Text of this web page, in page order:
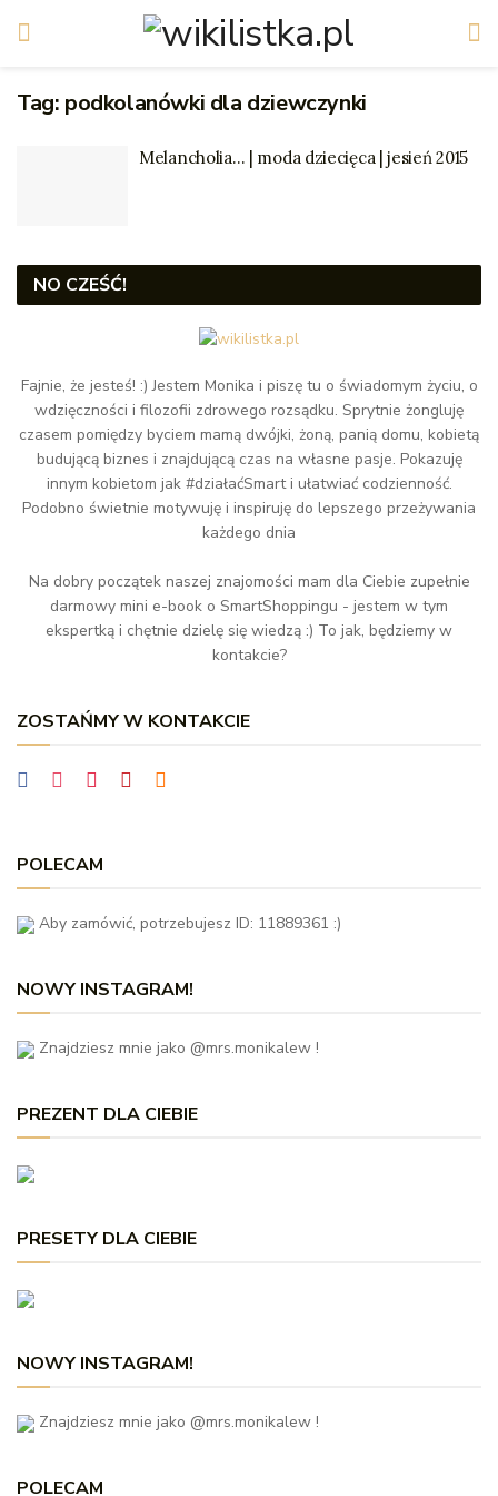
Tag: podkolanówki dla dziewczynki
Melancholia… | moda dziecięca | jesień 2015
NO CZEŚĆ!
Fajnie, że jesteś! :) Jestem Monika i piszę tu o świadomym życiu, o
wdzięczności i filozofii zdrowego rozsądku. Sprytnie żongluję
czasem pomiędzy byciem mamą dwójki, żoną, panią domu, kobietą
budującą biznes i znajdującą czas na własne pasje. Pokazuję
innym kobietom jak #działaćSmart i ułatwiać codzienność.
Podobno świetnie motywuję i inspiruję do lepszego przeżywania
każdego dnia
Na dobry początek naszej znajomości mam dla Ciebie zupełnie
darmowy mini e-book o SmartShoppingu - jestem w tym
ekspertką i chętnie dzielę się wiedzą :) To jak, będziemy w
kontakcie?
ZOSTAŃMY W KONTAKCIE
POLECAM
Aby zamówić, potrzebujesz ID: 11889361 :)
NOWY INSTAGRAM!
Znajdziesz mnie jako @mrs.monikalew !
PREZENT DLA CIEBIE
PRESETY DLA CIEBIE
NOWY INSTAGRAM!
Znajdziesz mnie jako @mrs.monikalew !
POLECAM